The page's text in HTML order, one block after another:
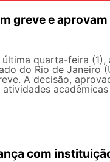
greve e
quarta-feira (1),
do Rio de Janeiro
A decisão,
com